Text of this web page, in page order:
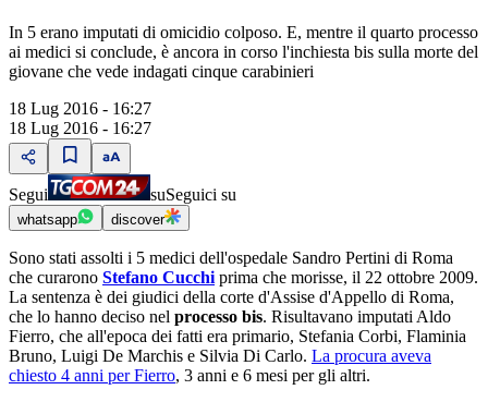
In 5 erano imputati di omicidio colposo. E, mentre il quarto processo
ai medici si conclude, è ancora in corso l'inchiesta bis sulla morte del
giovane che vede indagati cinque carabinieri
18 Lug 2016 - 16:27
18 Lug 2016 - 16:27
Segui suSeguici su
whatsapp discover
Sono stati assolti i 5 medici dell'ospedale Sandro Pertini di Roma
che curarono Stefano Cucchi prima che morisse, il 22 ottobre 2009.
La sentenza è dei giudici della corte d'Assise d'Appello di Roma,
che lo hanno deciso nel processo bis. Risultavano imputati Aldo
Fierro, che all'epoca dei fatti era primario, Stefania Corbi, Flaminia
Bruno, Luigi De Marchis e Silvia Di Carlo. La procura aveva
chiesto 4 anni per Fierro, 3 anni e 6 mesi per gli altri.